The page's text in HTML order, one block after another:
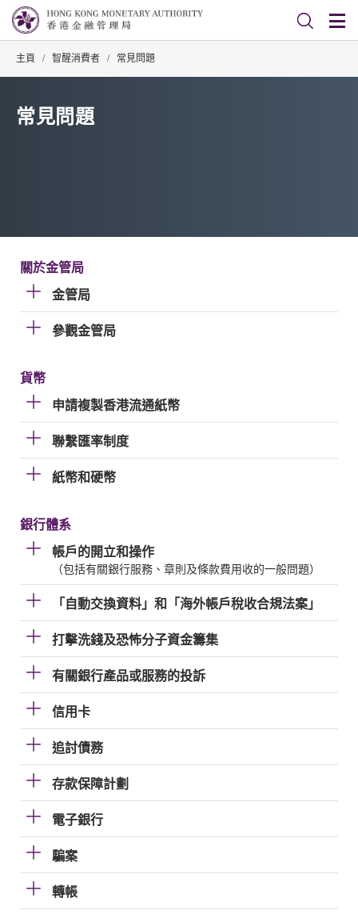
主頁 / 智醒消費者 / 常見問題
常見問題
關於金管局
金管局
參觀金管局
貨幣
申請複製香港流通紙幣
聯繫匯率制度
紙幣和硬幣
銀行體系
帳戶的開立和操作
（包括有關銀行服務、章則及條款費用收的一般問題）
「自動交換資料」和「海外帳戶稅收合規法案」
打擊洗錢及恐怖分子資金籌集
有關銀行產品或服務的投訴
信用卡
追討債務
存款保障計劃
電子銀行
騙案
轉帳